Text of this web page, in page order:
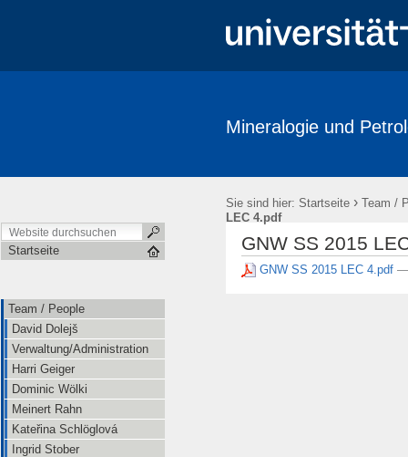
Geschichte / History Downloads
Mineralogie und
Sie sind hier: Startseite › Team /
LEC 4.pdf
Startseite
Team / People
David Dolejš
Verwaltung/Administration
Harri Geiger
Dominic Wölki
Meinert Rahn
Kateřina Schlöglová
Ingrid Stober
GNW SS 2015
GNW SS 2015 LEC 4.pdf —